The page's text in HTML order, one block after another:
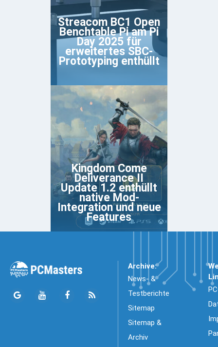
Streacom BC1 Open
Benchtable Pi am Pi
Day 2025 für
erweitertes SBC-
Prototyping enthüllt
Kingdom Come
Deliverance II
Update 1.2 enthüllt
native Mod-
Integration und neue
Features
Archive:
News- &
Testberichte
Sitemap
Sitemap &
Archiv